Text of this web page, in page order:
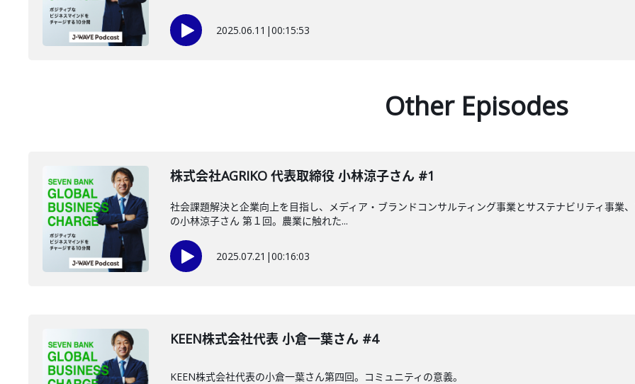
2025.06.11 |00:15:53
Other Episodes
株式会社AGRIKO 代表取締役 小林涼子さん #1
社会課題解決と企業向上を目指し、メディア・ブランドコンサルティング事業とサステナビリティ事業
の小林涼子さん 第１回。農業に触れた...
2025.07.21 |00:16:03
KEEN株式会社代表 小倉一葉さん #4
KEEN株式会社代表の小倉一葉さん第四回。コミュニティの意義。